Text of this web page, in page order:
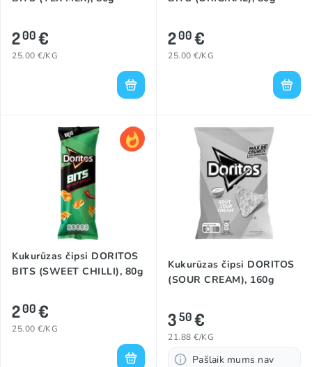
200€
25.00 €/KG
200€
25.00 €/KG
Kukurūzas čipsi DORITOS
BITS (SWEET CHILLI), 80g
200€
25.00 €/KG
Kukurūzas čipsi DORITOS
(SOUR CREAM), 160g
350€
21.88 €/KG
Pašlaik mums nav